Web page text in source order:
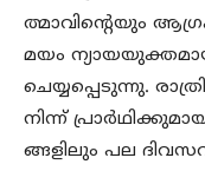
ത്മാവിന്‍റെയും
മയം
ചെയ്യപ്പെടുന്നു.
നിന്ന്
ങ്ങളിലും പല